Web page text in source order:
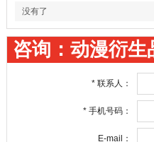
没有了
咨询：动漫衍
* 联系人：
* 手机号码：
E-mail：